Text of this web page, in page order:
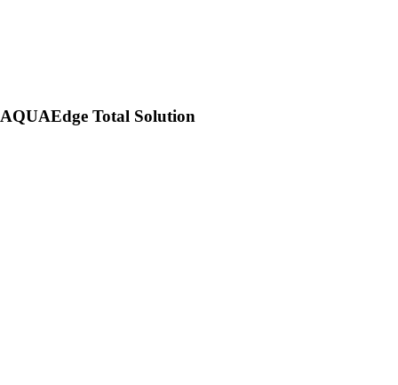
AQUAEdge Total Solution